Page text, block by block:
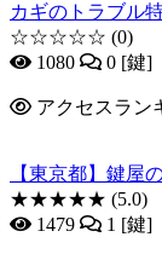
カギのトラブル
☆☆☆☆☆ (0)
1080
0 [鍵]
アクセスラン
【東京都】鍵屋
★★★★★ (5.0)
1479
1 [鍵]